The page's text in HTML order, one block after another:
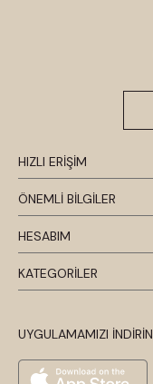
HIZLI ERİŞİM
ÖNEMLİ BİLGİLER
HESABIM
KATEGORİLER
UYGULAMAMIZI İNDİRİN